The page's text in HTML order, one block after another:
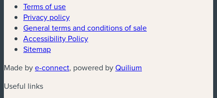
Terms of use
Privacy policy
General terms and conditions of sale
Accessibility Policy
Sitemap
Made bye-connect(new window)
, powered byQuilium
Useful links